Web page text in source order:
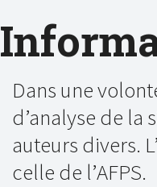
Dans une
d’analyse de la
auteurs divers.
celle de l’AFPS.